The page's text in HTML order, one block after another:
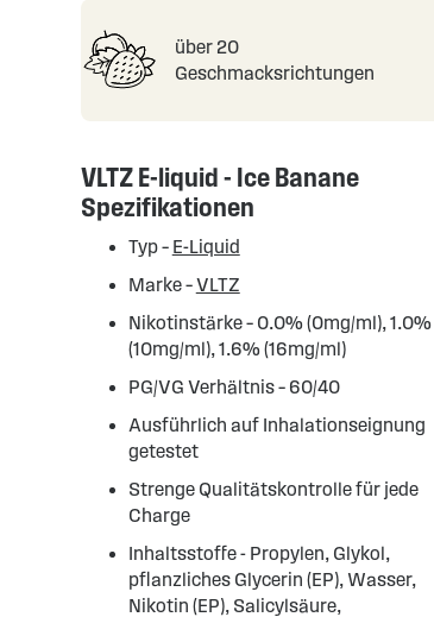
über 20
Geschmacksrichtungen
VLTZ E-liquid - Ice Banane
Spezifikationen
Typ – E-Liquid
Marke –VLTZ
Nikotinstärke – 0.0% (0mg/ml), 1.0%
(10mg/ml), 1.6% (16mg/ml)
PG/VG Verhältnis – 60/40
Ausführlich auf Inhalationseignung
getestet
Strenge Qualitätskontrolle für jede
Charge
Inhaltsstoffe - Propylen, Glykol,
pflanzliches Glycerin (EP), Wasser,
Nikotin (EP), Salicylsäure,